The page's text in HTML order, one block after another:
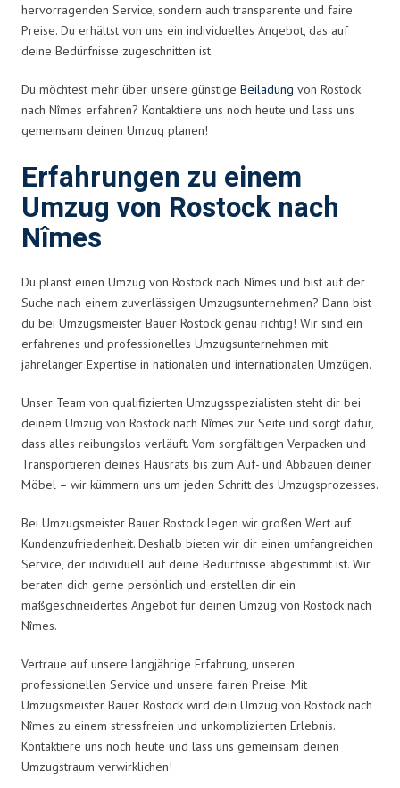
hervorragenden Service, sondern auch transparente und faire
Preise. Du erhältst von uns ein individuelles Angebot, das auf
deine Bedürfnisse zugeschnitten ist.
Du möchtest mehr über unsere günstige Beiladung von Rostock
nach Nîmes erfahren? Kontaktiere uns noch heute und lass uns
gemeinsam deinen Umzug planen!
Erfahrungen zu einem
Umzug von Rostock nach
Nîmes
Du planst einen Umzug von Rostock nach Nîmes und bist auf der
Suche nach einem zuverlässigen Umzugsunternehmen? Dann bist
du bei Umzugsmeister Bauer Rostock genau richtig! Wir sind ein
erfahrenes und professionelles Umzugsunternehmen mit
jahrelanger Expertise in nationalen und internationalen Umzügen.
Unser Team von qualifizierten Umzugsspezialisten steht dir bei
deinem Umzug von Rostock nach Nîmes zur Seite und sorgt dafür,
dass alles reibungslos verläuft. Vom sorgfältigen Verpacken und
Transportieren deines Hausrats bis zum Auf- und Abbauen deiner
Möbel – wir kümmern uns um jeden Schritt des Umzugsprozesses.
Bei Umzugsmeister Bauer Rostock legen wir großen Wert auf
Kundenzufriedenheit. Deshalb bieten wir dir einen umfangreichen
Service, der individuell auf deine Bedürfnisse abgestimmt ist. Wir
beraten dich gerne persönlich und erstellen dir ein
maßgeschneidertes Angebot für deinen Umzug von Rostock nach
Nîmes.
Vertraue auf unsere langjährige Erfahrung, unseren
professionellen Service und unsere fairen Preise. Mit
Umzugsmeister Bauer Rostock wird dein Umzug von Rostock nach
Nîmes zu einem stressfreien und unkomplizierten Erlebnis.
Kontaktiere uns noch heute und lass uns gemeinsam deinen
Umzugstraum verwirklichen!